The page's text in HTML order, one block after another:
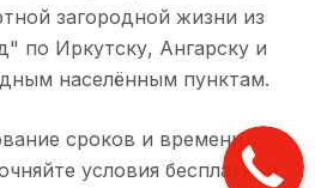
загородной жизни из
по Иркутску, Ангарску и
населённым пунктам.
сроков и времени
условия бесплатной